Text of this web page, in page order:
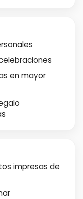
en mayor
impresas de